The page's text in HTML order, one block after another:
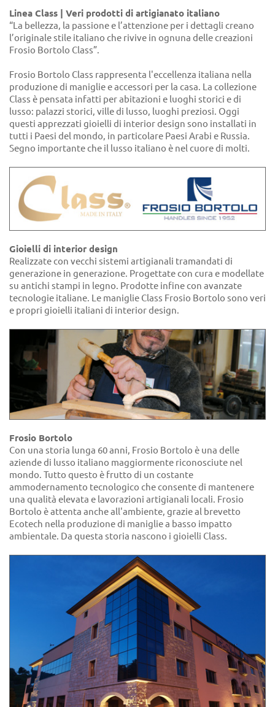
Linea Class | Veri prodotti di artigianato italiano
“La bellezza, la passione e l’attenzione per i dettagli creano
l’originale stile italiano che rivive in ognuna delle creazioni
Frosio Bortolo Class”.
Frosio Bortolo Class rappresenta l'eccellenza italiana nella
produzione di maniglie e accessori per la casa. La collezione
Class è pensata infatti per abitazioni e luoghi storici e di
lusso: palazzi storici, ville di lusso, luoghi preziosi. Oggi
questi apprezzati gioielli di interior design sono installati in
tutti i Paesi del mondo, in particolare Paesi Arabi e Russia.
Segno importante che il lusso italiano è nel cuore di molti.
Gioielli di interior design
Realizzate con vecchi sistemi artigianali tramandati di
generazione in generazione. Progettate con cura e modellate
su antichi stampi in legno. Prodotte infine con avanzate
tecnologie italiane. Le maniglie Class Frosio Bortolo sono veri
e propri gioielli italiani di interior design.
Frosio Bortolo
Con una storia lunga 60 anni, Frosio Bortolo è una delle
aziende di lusso italiano maggiormente riconosciute nel
mondo. Tutto questo è frutto di un costante
ammodernamento tecnologico che consente di mantenere
una qualità elevata e lavorazioni artigianali locali. Frosio
Bortolo è attenta anche all'ambiente, grazie al brevetto
Ecotech nella produzione di maniglie a basso impatto
ambientale. Da questa storia nascono i gioielli Class.